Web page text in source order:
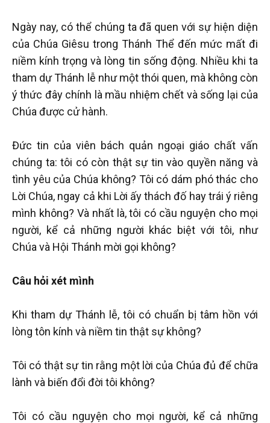
Ngày nay, có thể chúng ta đã quen với sự hiện diện
của Chúa Giêsu trong Thánh Thể đến mức mất đi
niềm kính trọng và lòng tin sống động. Nhiều khi ta
tham dự Thánh lễ như một thói quen, mà không còn
ý thức đây chính là mầu nhiệm chết và sống lại của
Chúa được cử hành.
Đức tin của viên bách quản ngoại giáo chất vấn
chúng ta: tôi có còn thật sự tin vào quyền năng và
tình yêu của Chúa không? Tôi có dám phó thác cho
Lời Chúa, ngay cả khi Lời ấy thách đố hay trái ý riêng
mình không? Và nhất là, tôi có cầu nguyện cho mọi
người, kể cả những người khác biệt với tôi, như
Chúa và Hội Thánh mời gọi không?
Câu hỏi xét mình
Khi tham dự Thánh lễ, tôi có chuẩn bị tâm hồn với
lòng tôn kính và niềm tin thật sự không?
Tôi có thật sự tin rằng một lời của Chúa đủ để chữa
lành và biến đổi đời tôi không?
Tôi có cầu nguyện cho mọi người, kể cả những